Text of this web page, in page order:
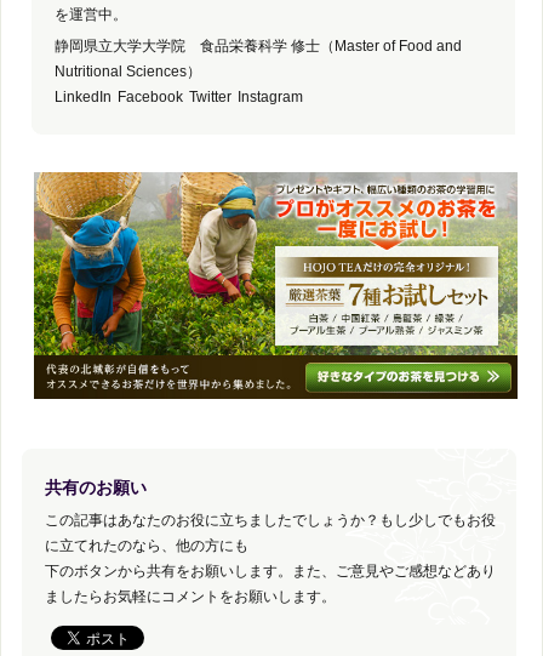
を運営中。
静岡県立大学大学院 食品栄養科学 修士（Master of Food and
Nutritional Sciences）
LinkedIn Facebook Twitter Instagram
共有のお願い
この記事はあなたのお役に立ちましたでしょうか？もし少しでもお役
に立てれたのなら、他の方にも
下のボタンから共有をお願いします。また、ご意見やご感想などあり
ましたらお気軽にコメントをお願いします。